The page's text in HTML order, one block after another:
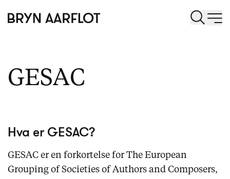
GESAC
Hva er GESAC?
GESAC er en forkortelse for The European
Grouping of Societies of Authors and Composers,